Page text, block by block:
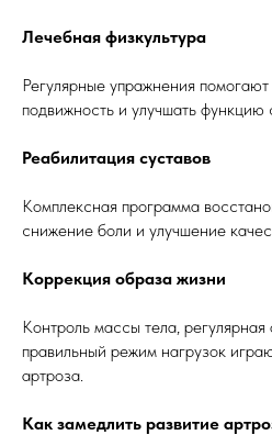
Лечебная физкультура
Регулярные упражнения
подвижность и улучшать функцию
Реабилитация суставов
Комплексная программа
снижение боли и улучшение
Коррекция образа жизни
Контроль массы тела,
правильный режим нагрузок
артроза.
Как замедлить развитие